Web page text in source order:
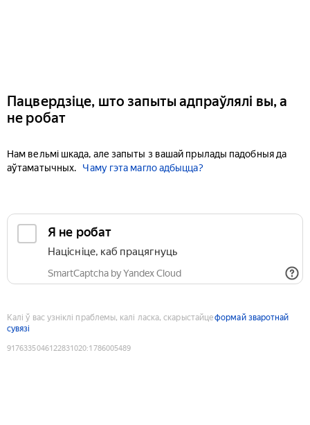
Пацвердзіце, што запыты адпраўлялі вы, а
не робат
Нам вельмі шкада, але запыты з вашай прылады падобныя да
аўтаматычных.
Чаму гэта магло адбыцца?
Я не робат
Націсніце, каб працягнуць
SmartCaptcha by Yandex Cloud
Калі ў вас узніклі праблемы, калі ласка, скарыстайцеформай зваротнай
сувязі
9176335046122831020:1786005489